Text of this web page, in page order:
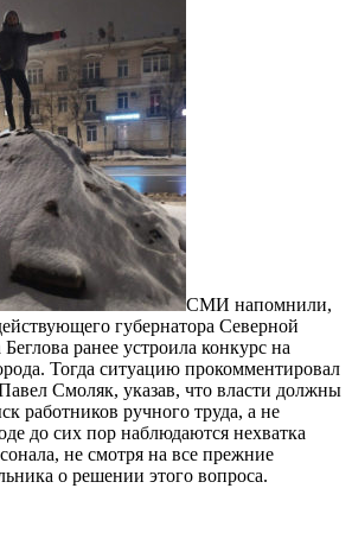
СМИ напомнили,
губернатора Северной
ранее устроила конкурс на
Тогда ситуацию прокомментировал
Смоляк, указав, что власти должны
работников ручного труда, а не
до сих пор наблюдаются нехватка
не смотря на все прежние
о решении этого вопроса.